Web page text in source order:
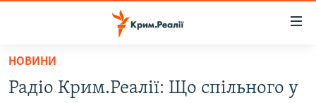
Перейти
основного
НОВИНИ
Радіо Крим.Реалії: Що спільного у